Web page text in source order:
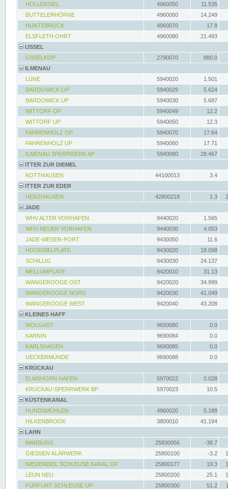
HOLLERSIEL
4960050
11.535
BUTTELERHÖRNE
4960060
14.249
HUNTEBRÜCK
4960070
17.8
ELSFLETH OHRT
4960080
21.493
IJSSEL
IJSSELKOP
2790070
880.0
ILMENAU
LÜNE
5940020
1.501
BARDOWICK OP
5940029
5.624
BARDOWICK UP
5940030
5.687
WITTORF OP
5940049
12.2
WITTORF UP
5940050
12.3
FAHRENHOLZ OP
5940070
17.64
FAHRENHOLZ UP
5940060
17.71
ILMENAU SPERRWERK AP
5940080
28.467
ITTER ZUR DIEMEL
KOTTHAUSEN
44100013
3.4
ITTER ZUR EDER
HERZHAUSEN
42800218 1.3
JADE
WHV ALTER VORHAFEN
9440020
1.565
WHV NEUER VORHAFEN
9440030
4.053
JADE-WESER-PORT
9430050
11.6
HOOKSIELPLATE
9430020
18.098
SCHILLIG
9430030
24.137
MELLUMPLATE
9420010
31.13
WANGEROOGE OST
9420020
34.999
WANGEROOGE NORD
9420030
41.049
WANGEROOGE WEST
9420040
43.208
KLEINES HAFF
WOLGAST
9650080
0.0
KARNIN
9690084
0.0
KARLSHAGEN
9690085
0.0
UECKERMÜNDE
9690088
0.0
KRÜCKAU
ELMSHORN HAFEN
5970022
0.028
KRÜCKAU-SPERRWERK BP
5970023
10.5
KÜSTENKANAL
HUNDSMÜHLEN
4960020
5.188
HILKENBROOK
3800010
41.194
LAHN
MARBURG
25830056
-38.7
GIESSEN KLÄRWERK
25800100 -3.2
NIEDERBIEL SCHLEUSE KANAL OP
25800177 19.3
LEUN NEU
25800200 25.1
FÜRFURT SCHLEUSE UP
25800300 51.2